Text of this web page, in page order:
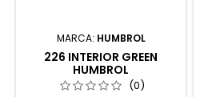
MARCA: HUMBROL
226 INTERIOR GREEN
HUMBROL
(0)